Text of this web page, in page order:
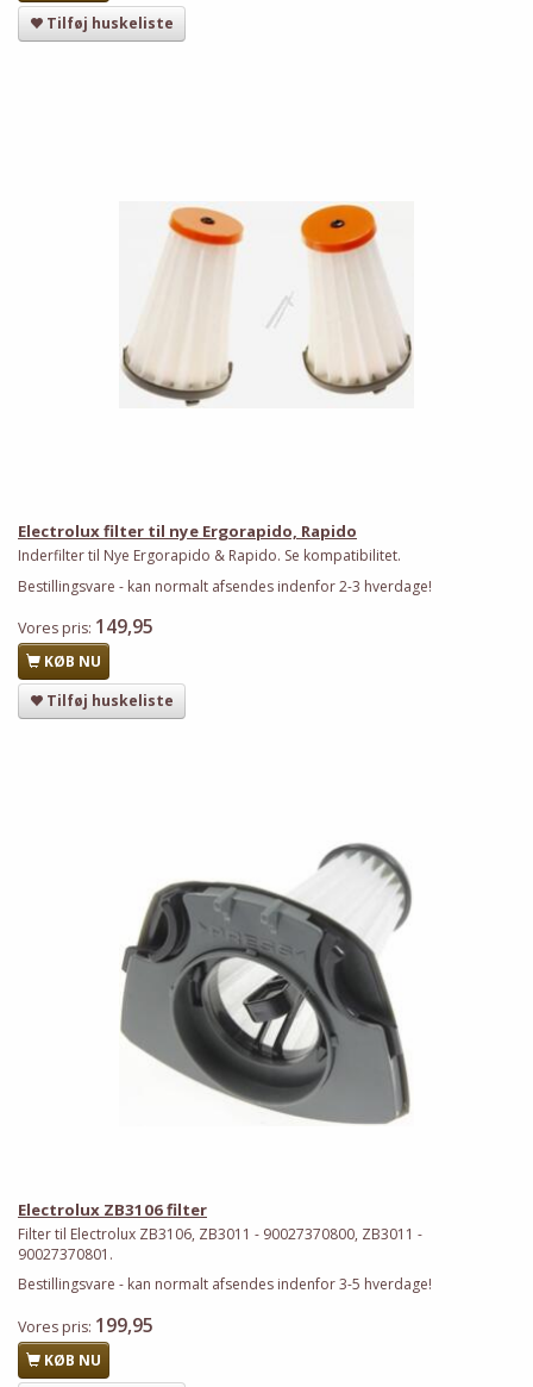
Tilføj huskeliste
Electrolux filter til nye Ergorapido, Rapido
Inderfilter til Nye Ergorapido & Rapido. Se kompatibilitet.
Bestillingsvare - kan normalt afsendes indenfor 2-3 hverdage!
Vores pris: 149,95
KØB NU
Tilføj huskeliste
Electrolux ZB3106 filter
Filter til Electrolux ZB3106, ZB3011 - 90027370800, ZB3011 -
90027370801.
Bestillingsvare - kan normalt afsendes indenfor 3-5 hverdage!
Vores pris: 199,95
KØB NU